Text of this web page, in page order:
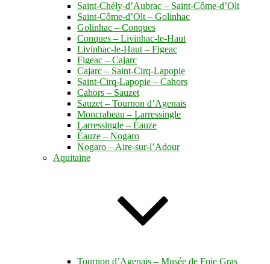
Saint-Chély-d’Aubrac – Saint-Côme-d’Olt
Saint-Côme-d’Olt – Golinhac
Golinhac – Conques
Conques – Livinhac-le-Haut
Livinhac-le-Haut – Figeac
Figeac – Cajarc
Cajarc – Saint-Cirq-Lapopie
Saint-Cirq-Lapopie – Cahors
Cahors – Sauzet
Sauzet – Tournon d’Agenais
Moncrabeau – Larressingle
Larressingle – Éauze
Éauze – Nogaro
Nogaro – Aire-sur-l’Adour
Aquitaine
Tournon d’Agenais – Musée de Foie Gras